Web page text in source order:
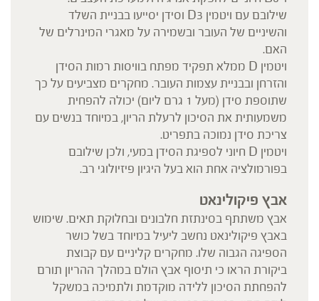
שילובם עם ויטמין D3 וסידן יסייעו בבניית השלד
והשיניים של העובר ובשמירה על מאגרי המינרלים של
האם.
ויטמין D ממלא תפקיד מפתח בוויסות רמות הסידן
והזרחן ובבניית עצמות העובר. מחקרים מצביעים על כך
שתוספת סידן (מעל 1 גרם ליום) יכולה להפחית
משמעותית את הסיכון לרעלת הריון, במיוחד בנשים עם
צריכת סידן נמוכה בתפריט.
ויטמין D חיוני לספיגת הסידן במעי, ולכן שילובם
בפורמולציה אחת הוא בעל היגיון פיזיולוגי רב.
אבץ פיקולינאט
אבץ משתתף בסינתזת חלבונים ובחלוקת תאים. שימוש
באבץ פיקולינאט נחשב ליעיל במיוחד בשל כושר
הספיגה הגבוה שלו. מחקרים קליניים עם קבוצת
ביקורת הראו כי תיסוף אבץ הולם במהלך ההריון תורם
להפחתת הסיכון ללידה מוקדמת ולתמיכה במשקל